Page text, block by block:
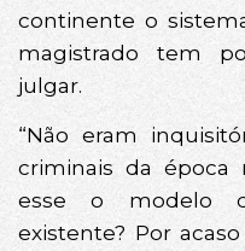
continente o
magistrado tem
julgar.
“Não eram
criminais da época
esse o modelo
existente? Por